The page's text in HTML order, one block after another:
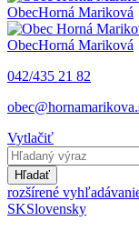
ObecHorná Mariková
ObecHorná Mariková
042/435 21 82
Vytlačiť
Hľadať
rozšírené
SKSlovensky